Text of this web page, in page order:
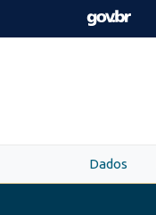
Skip to main content
Dados